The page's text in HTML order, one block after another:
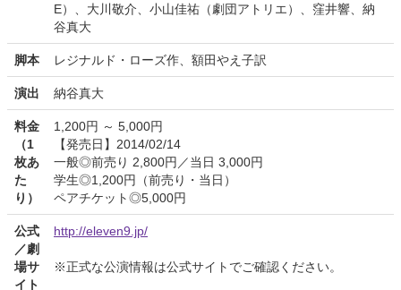
E）、大川敬介、小山佳祐（劇団アトリエ）、窪井響、納
谷真大
脚本 レジナルド・ローズ作、額田やえ子訳
演出 納谷真大
料金
（1
枚あ
た
り）
1,200円 ～ 5,000円
【発売日】2014/02/14
一般◎前売り 2,800円／当日 3,000円
学生◎1,200円（前売り・当日）
ペアチケット◎5,000円
公式
／劇
場サ
イト
http://eleven9.jp/
※正式な公演情報は公式サイトでご確認ください。